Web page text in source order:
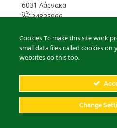
6031 Λάρνακα
24823966
08:00 – 16:00 Καθημερινά
larnaka@cyprusgreens.org
2026© Ολα τα δικαιώματα
Cookies To make this site work
small data files called cookies on
websites do this too.
Change